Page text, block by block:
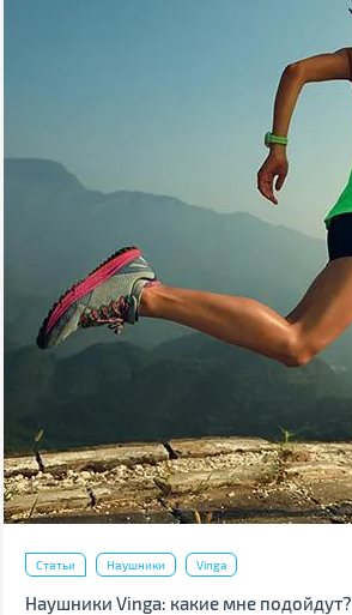
Статьи Наушники Vinga
Наушники Vinga: какие мне подойдут?